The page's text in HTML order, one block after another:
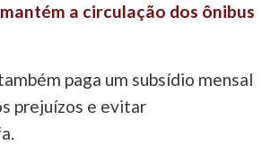
a circulação dos ônibus
paga um subsídio mensal
prejuízos e evitar